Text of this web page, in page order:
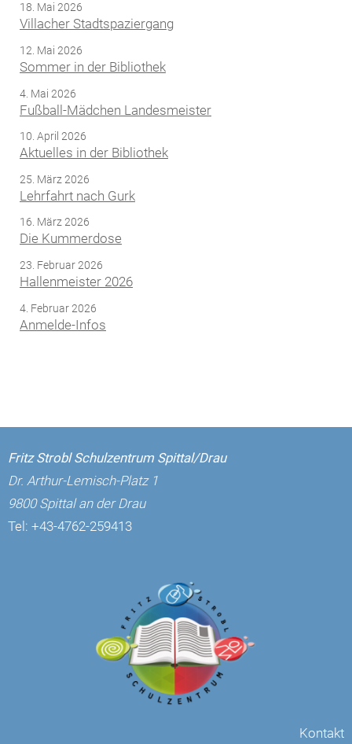
18. Mai 2026
Villacher Stadtspaziergang
12. Mai 2026
Sommer in der Bibliothek
4. Mai 2026
Fußball-Mädchen Landesmeister
10. April 2026
Aktuelles in der Bibliothek
25. März 2026
Lehrfahrt nach Gurk
16. März 2026
Die Kummerdose
23. Februar 2026
Hallenmeister 2026
4. Februar 2026
Anmelde-Infos
Fritz Strobl Schulzentrum Spittal/Drau
Dr. Arthur-Lemisch-Platz 1
9800 Spittal an der Drau
Tel: +43-4762-259413
Kontakt